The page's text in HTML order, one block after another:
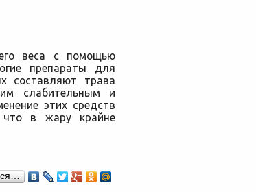
веса с помощью
препараты для
составляют трава
слабительным и
этих средств
что в жару крайне